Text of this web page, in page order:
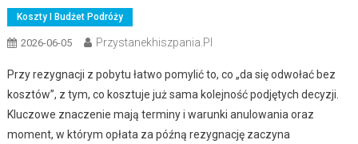
Koszty I Budżet Podróży
2026-06-05 Przystanekhiszpania.pl
Przy rezygnacji z pobytu łatwo pomylić to, co „da się odwołać bez
kosztów”, z tym, co kosztuje już sama kolejność podjętych decyzji.
Kluczowe znaczenie mają terminy i warunki anulowania oraz
moment, w którym opłata za późną rezygnację zaczyna